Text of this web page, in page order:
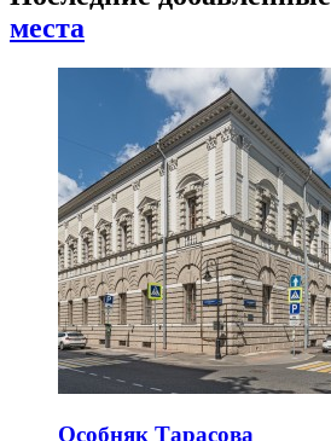
места
Особняк Тарасова